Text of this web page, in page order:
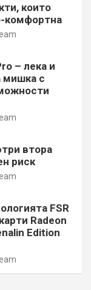
които
комфортна
– лека и
мишка с
втора
риск
FSR
Radeon
Edition